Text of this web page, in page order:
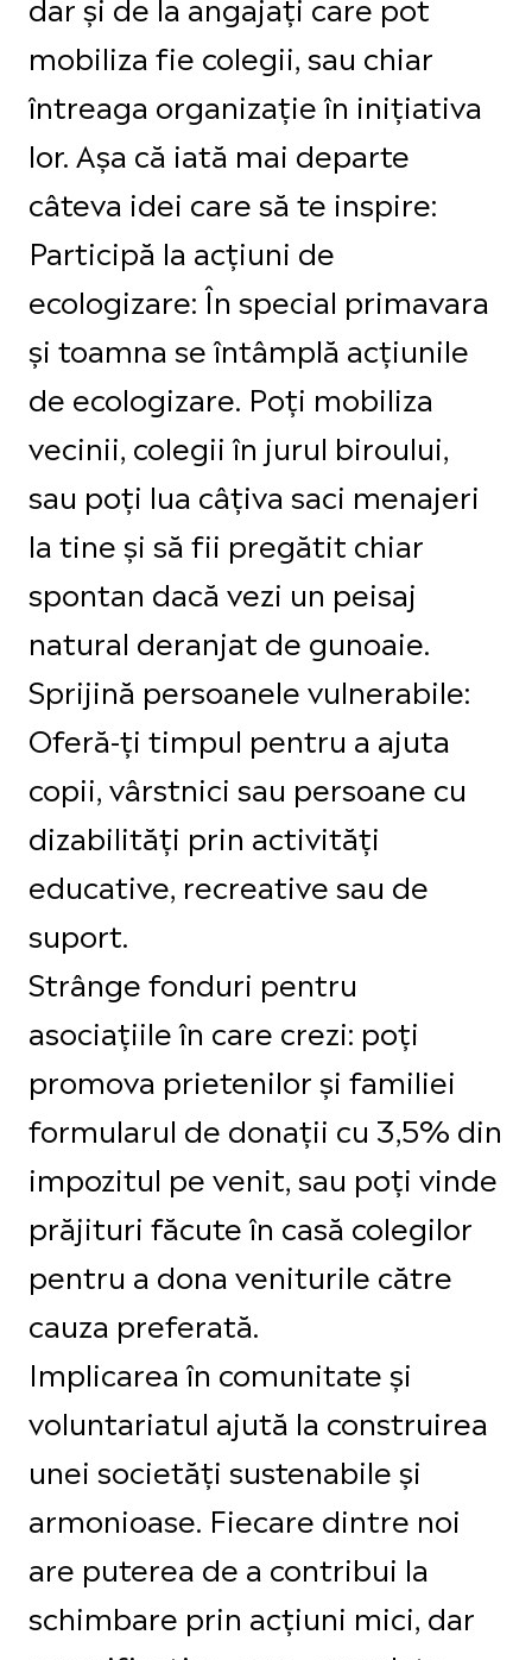
mobiliza fie colegii, sau chiar
întreaga organizație în inițiativa
lor. Așa că iată mai departe
câteva idei care să te inspire:
Participă la acțiuni de
ecologizare: În special primavara
și toamna se întâmplă acțiunile
de ecologizare. Poți mobiliza
vecinii, colegii în jurul biroului,
sau poți lua câțiva saci menajeri
la tine și să fii pregătit chiar
spontan dacă vezi un peisaj
natural deranjat de gunoaie.
Sprijină persoanele vulnerabile:
Oferă-ți timpul pentru a ajuta
copii, vârstnici sau persoane cu
dizabilități prin activități
educative, recreative sau de
suport.
Strânge fonduri pentru
asociațiile în care crezi: poți
promova prietenilor și familiei
formularul de donații cu 3,5% din
impozitul pe venit, sau poți vinde
prăjituri făcute în casă colegilor
pentru a dona veniturile către
cauza preferată.
Implicarea în comunitate și
voluntariatul ajută la construirea
unei societăți sustenabile și
armonioase. Fiecare dintre noi
are puterea de a contribui la
schimbare prin acțiuni mici, dar